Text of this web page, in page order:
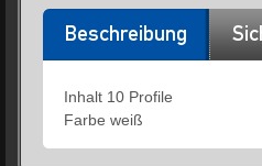
Beschreibung
Inhalt 10 Profile
Farbe weiß